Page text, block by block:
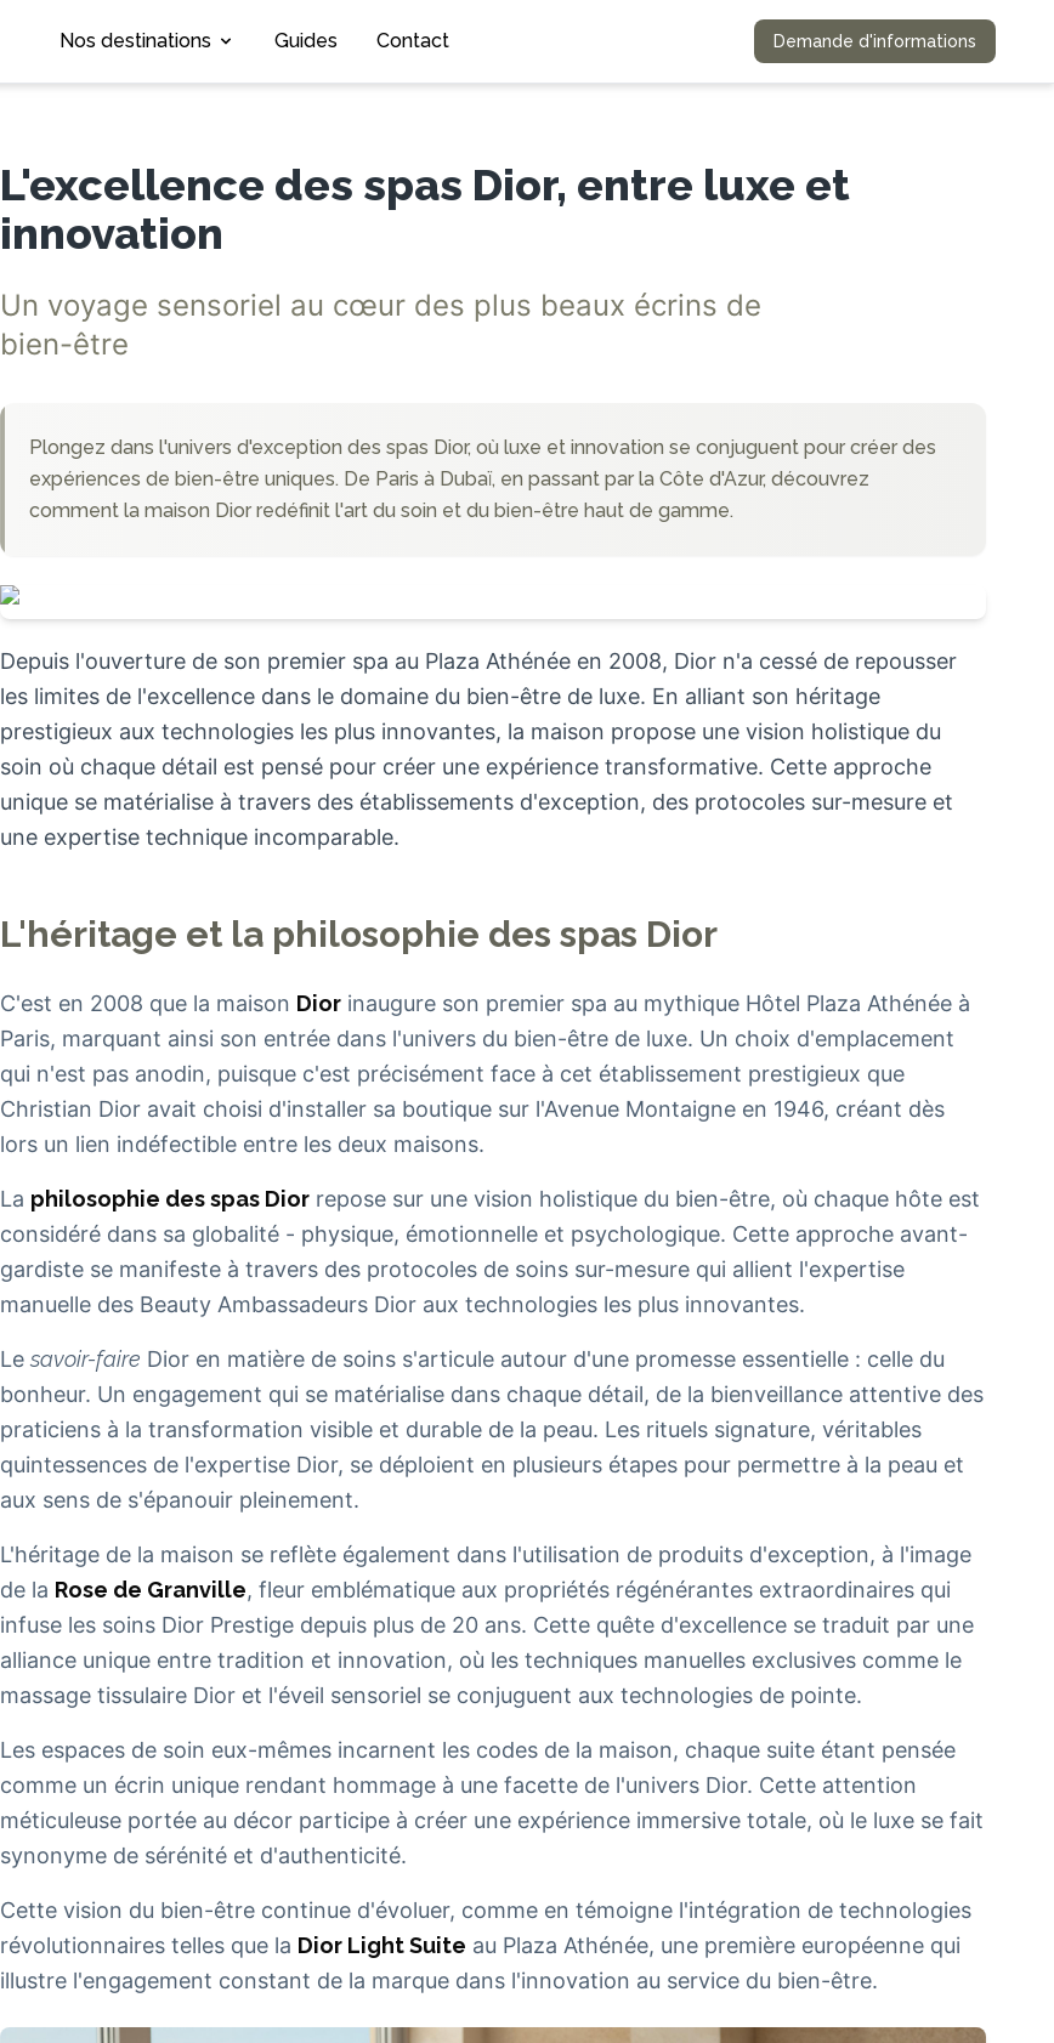
Demande d'informations
Nos destinations Guides Contact
L'excellence des spas Dior, entre luxe et
innovation
Un voyage sensoriel au cœur des plus beaux écrins de
bien-être
Plongez dans l'univers d'exception des spas Dior, où luxe et innovation se conjuguent pour créer des
expériences de bien-être uniques. De Paris à Dubaï, en passant par la Côte d'Azur, découvrez
comment la maison Dior redéfinit l'art du soin et du bien-être haut de gamme.
Depuis l'ouverture de son premier spa au Plaza Athénée en 2008, Dior n'a cessé de repousser
les limites de l'excellence dans le domaine du bien-être de luxe. En alliant son héritage
prestigieux aux technologies les plus innovantes, la maison propose une vision holistique du
soin où chaque détail est pensé pour créer une expérience transformative. Cette approche
unique se matérialise à travers des établissements d'exception, des protocoles sur-mesure et
une expertise technique incomparable.
L'héritage et la philosophie des spas Dior
C'est en 2008 que la maison Dior inaugure son premier spa au mythique Hôtel Plaza Athénée à
Paris, marquant ainsi son entrée dans l'univers du bien-être de luxe. Un choix d'emplacement
qui n'est pas anodin, puisque c'est précisément face à cet établissement prestigieux que
Christian Dior avait choisi d'installer sa boutique sur l'Avenue Montaigne en 1946, créant dès
lors un lien indéfectible entre les deux maisons.
La philosophie des spas Dior repose sur une vision holistique du bien-être, où chaque hôte est
considéré dans sa globalité - physique, émotionnelle et psychologique. Cette approche avant-
gardiste se manifeste à travers des protocoles de soins sur-mesure qui allient l'expertise
manuelle des Beauty Ambassadeurs Dior aux technologies les plus innovantes.
Lesavoir-faire Dior en matière de soins s'articule autour d'une promesse essentielle : celle du
bonheur. Un engagement qui se matérialise dans chaque détail, de la bienveillance attentive des
praticiens à la transformation visible et durable de la peau. Les rituels signature, véritables
quintessences de l'expertise Dior, se déploient en plusieurs étapes pour permettre à la peau et
aux sens de s'épanouir pleinement.
L'héritage de la maison se reflète également dans l'utilisation de produits d'exception, à l'image
de la Rose de Granville, fleur emblématique aux propriétés régénérantes extraordinaires qui
infuse les soins Dior Prestige depuis plus de 20 ans. Cette quête d'excellence se traduit par une
alliance unique entre tradition et innovation, où les techniques manuelles exclusives comme le
massage tissulaire Dior et l'éveil sensoriel se conjuguent aux technologies de pointe.
Les espaces de soin eux-mêmes incarnent les codes de la maison, chaque suite étant pensée
comme un écrin unique rendant hommage à une facette de l'univers Dior. Cette attention
méticuleuse portée au décor participe à créer une expérience immersive totale, où le luxe se fait
synonyme de sérénité et d'authenticité.
Cette vision du bien-être continue d'évoluer, comme en témoigne l'intégration de technologies
révolutionnaires telles que la Dior Light Suite au Plaza Athénée, une première européenne qui
illustre l'engagement constant de la marque dans l'innovation au service du bien-être.